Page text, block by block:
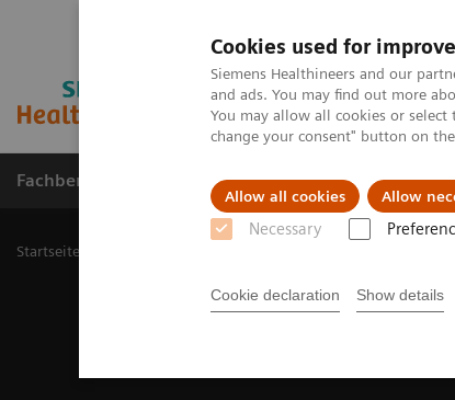
Cookies used for
Siemens Healthineers and our
and ads. You may find out more
You may allow all cookies or
change your consent" button on the
Allow all cookies Allow
Necessary
Cookie declaration Show details
Fachbereiche Healthcare Management
Startseite